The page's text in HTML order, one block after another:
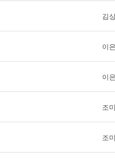
김
이
이
조
조